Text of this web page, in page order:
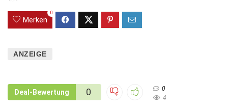
Merken
0
ANZEIGE
Deal-Bewertung 0
0
4